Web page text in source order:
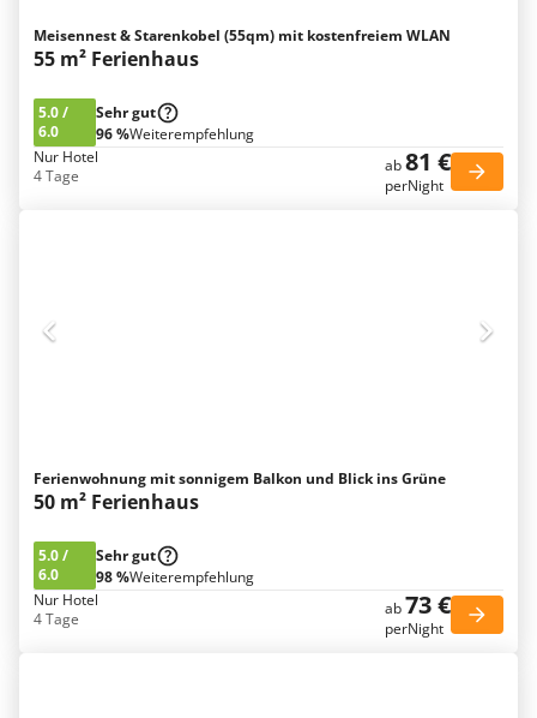
Meisennest & Starenkobel (55qm) mit kostenfreiem WLAN
55 m² Ferienhaus
5.0/
6.0
Sehr gut
96 %Weiterempfehlung
Nur Hotel
4 Tage
ab81 €
perNight
Ferienwohnung mit sonnigem Balkon und Blick ins Grüne
50 m² Ferienhaus
5.0/
6.0
Sehr gut
98 %Weiterempfehlung
Nur Hotel
4 Tage
ab73 €
perNight